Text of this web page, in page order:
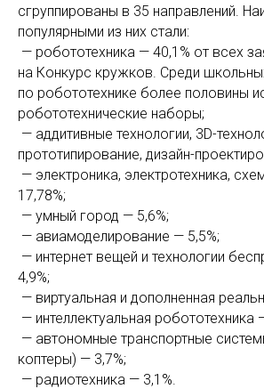
сгруппированы в 35 направлений.
популярными из них стали:
— робототехника — 40,1% от всех
на Конкурс кружков. Среди
по робототехнике более половины
робототехнические наборы;
— аддитивные технологии, 3D-
прототипирование, дизайн-
— электроника, электротехника,
17,78%;
— умный город — 5,6%;
— авиамоделирование — 5,5%;
— интернет вещей и технологии
4,9%;
— виртуальная и дополненная
— интеллектуальная робототехника
— автономные транспортные
коптеры) — 3,7%;
— радиотехника — 3,1%.